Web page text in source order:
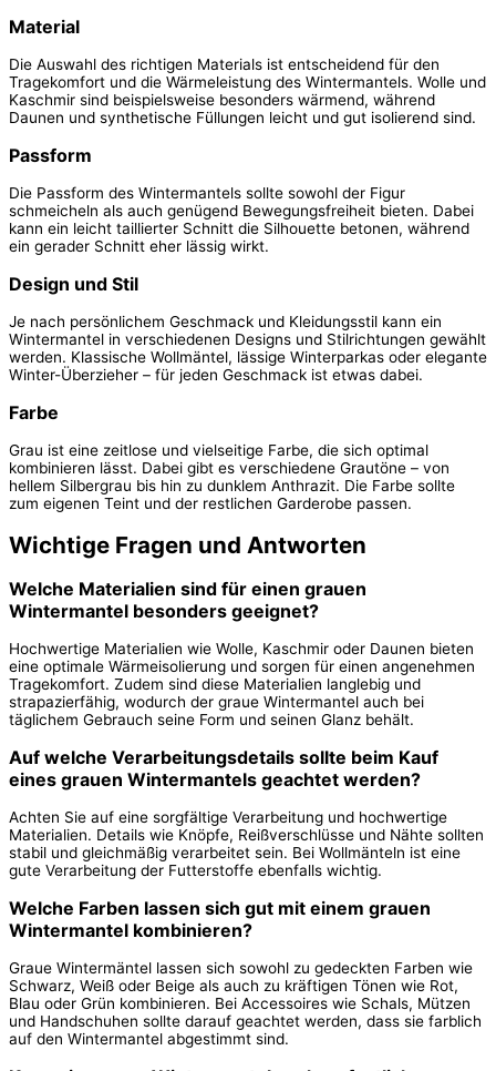
Material
Die Auswahl des richtigen Materials ist entscheidend für den
Tragekomfort und die Wärmeleistung des Wintermantels. Wolle und
Kaschmir sind beispielsweise besonders wärmend, während
Daunen und synthetische Füllungen leicht und gut isolierend sind.
Passform
Die Passform des Wintermantels sollte sowohl der Figur
schmeicheln als auch genügend Bewegungsfreiheit bieten. Dabei
kann ein leicht taillierter Schnitt die Silhouette betonen, während
ein gerader Schnitt eher lässig wirkt.
Design und Stil
Je nach persönlichem Geschmack und Kleidungsstil kann ein
Wintermantel in verschiedenen Designs und Stilrichtungen gewählt
werden. Klassische Wollmäntel, lässige Winterparkas oder elegante
Winter-Überzieher – für jeden Geschmack ist etwas dabei.
Farbe
Grau ist eine zeitlose und vielseitige Farbe, die sich optimal
kombinieren lässt. Dabei gibt es verschiedene Grautöne – von
hellem Silbergrau bis hin zu dunklem Anthrazit. Die Farbe sollte
zum eigenen Teint und der restlichen Garderobe passen.
Wichtige Fragen und Antworten
Welche Materialien sind für einen grauen
Wintermantel besonders geeignet?
Hochwertige Materialien wie Wolle, Kaschmir oder Daunen bieten
eine optimale Wärmeisolierung und sorgen für einen angenehmen
Tragekomfort. Zudem sind diese Materialien langlebig und
strapazierfähig, wodurch der graue Wintermantel auch bei
täglichem Gebrauch seine Form und seinen Glanz behält.
Auf welche Verarbeitungsdetails sollte beim Kauf
eines grauen Wintermantels geachtet werden?
Achten Sie auf eine sorgfältige Verarbeitung und hochwertige
Materialien. Details wie Knöpfe, Reißverschlüsse und Nähte sollten
stabil und gleichmäßig verarbeitet sein. Bei Wollmänteln ist eine
gute Verarbeitung der Futterstoffe ebenfalls wichtig.
Welche Farben lassen sich gut mit einem grauen
Wintermantel kombinieren?
Graue Wintermäntel lassen sich sowohl zu gedeckten Farben wie
Schwarz, Weiß oder Beige als auch zu kräftigen Tönen wie Rot,
Blau oder Grün kombinieren. Bei Accessoires wie Schals, Mützen
und Handschuhen sollte darauf geachtet werden, dass sie farblich
auf den Wintermantel abgestimmt sind.